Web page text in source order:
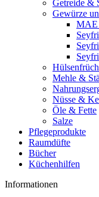
Getreide &
Gewürze
MAE
Mehle &
Nüsse &
Öle & Fette
Salze
Pflegeprodukte
Raumdüfte
Bücher
Küchenhilfen
Informationen